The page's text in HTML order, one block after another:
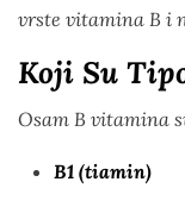
vrste vitamina B i
Koji Su
Osam B vitamina
B1 (tiamin)